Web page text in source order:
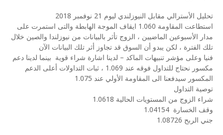
تحليل الأسترالي مقابل النيوزلندي ليوم 21 نوفمبر 2018
استطاعت المقاومة 1.060 ايقاف الموجة الهابطة والتى استمرت على
مدار الأسبوعين الماضيين ، الزوج تأثر بالبيانات من نيوزلندا والصين خلال
تلك الفترة ، لكن يبدو أن السوق قد تجاوز أثر تلك البيانات الآن
فنيا وعلى مؤشر تنبيهات الماكد – لدينا اشارة شراء قوية بينما لدينا دعم
مكسور نحتاج للتداول فوقه عند 1.069 ، ثبات التداولات أعلى الدعم
المكسور سيدفعنا الى المقاومة الأولي عند 1.075
توصية التداول
شراء الزوج من المستويات الحالية 1.0618
وقف الخسارة 1.04154
جني الربح 1.08726